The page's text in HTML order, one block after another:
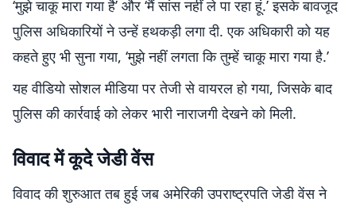
‘मुझे चाकू मारा गया है’ और ‘मैं सांस नहीं ले पा रहा हूं.’ इसके बावजूद
पुलिस अधिकारियों ने उन्हें हथकड़ी लगा दी. एक अधिकारी को यह
कहते हुए भी सुना गया, ‘मुझे नहीं लगता कि तुम्हें चाकू मारा गया है.’
यह वीडियो सोशल मीडिया पर तेजी से वायरल हो गया, जिसके बाद
पुलिस की कार्रवाई को लेकर भारी नाराजगी देखने को मिली.
विवाद में कूदे जेडी वेंस
विवाद की शुरुआत तब हुई जब अमेरिकी उपराष्ट्रपति जेडी वेंस ने